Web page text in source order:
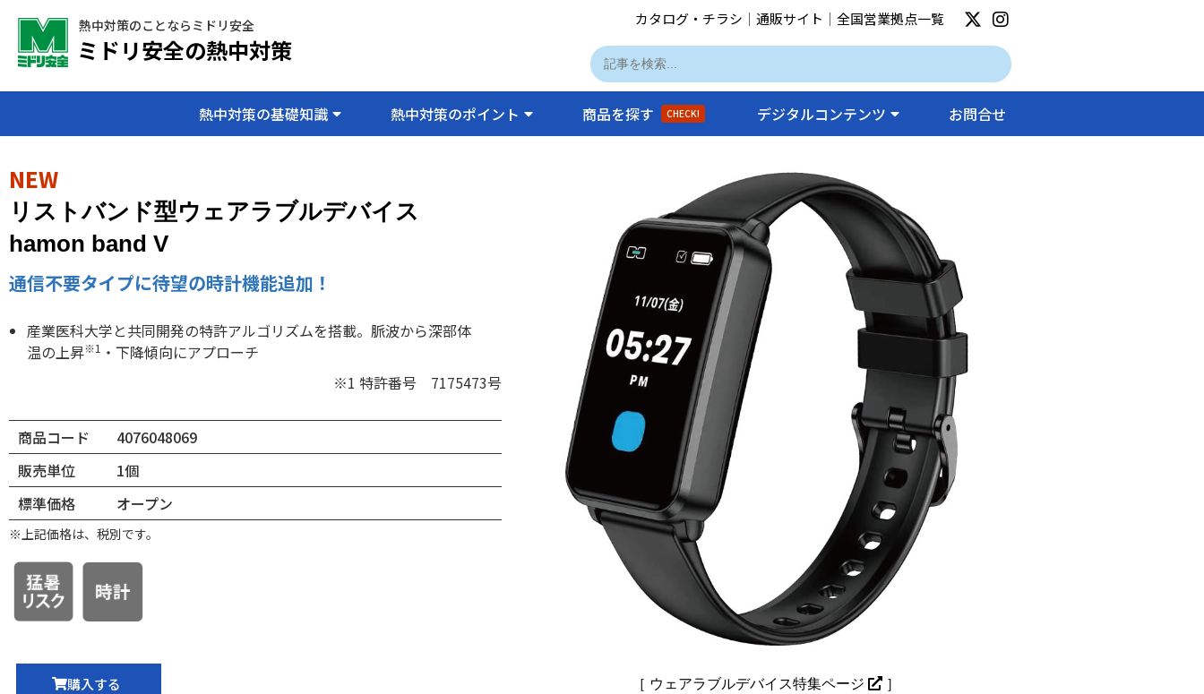
熱中対策のことならミドリ安全
ミドリ安全の熱中対策
カタログ・チラシ ｜通販サイト ｜全国営業拠点一覧
熱中対策の基礎知識 熱中対策のポイント 商品を探す CHECK! デジタルコンテンツ お問合せ
NEW
リストバンド型ウェアラブルデバイス
hamon band V
通信不要タイプに待望の時計機能追加！
産業医科大学と共同開発の特許アルゴリズムを搭載。脈波から深部体
温の上昇※1 ・下降傾向にアプローチ
※1 特許番号 7175473号
商品コード
4076048069
販売単位
1個
標準価格
オープン
※上記価格は、税別です。
購入する ［ ウェアラブルデバイス特集ページ ］